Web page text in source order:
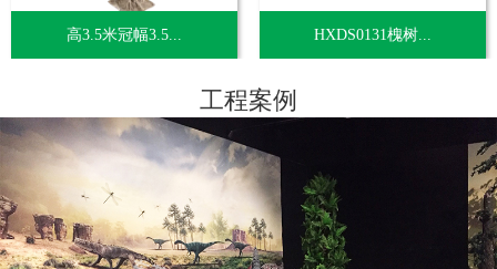
高3.5米冠幅3.5... HXDS0131槐树...
工程案例